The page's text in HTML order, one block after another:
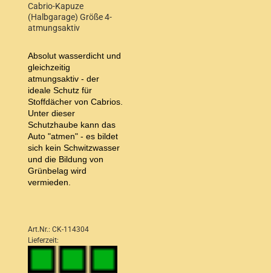
Cabrio-Kapuze
(Halbgarage) Größe 4-
atmungsaktiv
Absolut wasserdicht und
gleichzeitig
atmungsaktiv - der
ideale Schutz für
Stoffdächer von Cabrios.
Unter dieser
Schutzhaube kann das
Auto "atmen" - es bildet
sich kein Schwitzwasser
und die Bildung von
Grünbelag wird
vermieden.
Art.Nr.: CK-114304
Lieferzeit: